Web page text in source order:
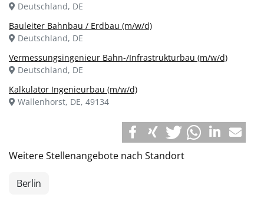
Deutschland, DE
Bauleiter Bahnbau / Erdbau (m/w/d)
Deutschland, DE
Vermessungsingenieur Bahn-/Infrastrukturbau (m/w/d)
Deutschland, DE
Kalkulator Ingenieurbau (m/w/d)
Wallenhorst, DE, 49134
Weitere Stellenangebote nach Standort
Berlin